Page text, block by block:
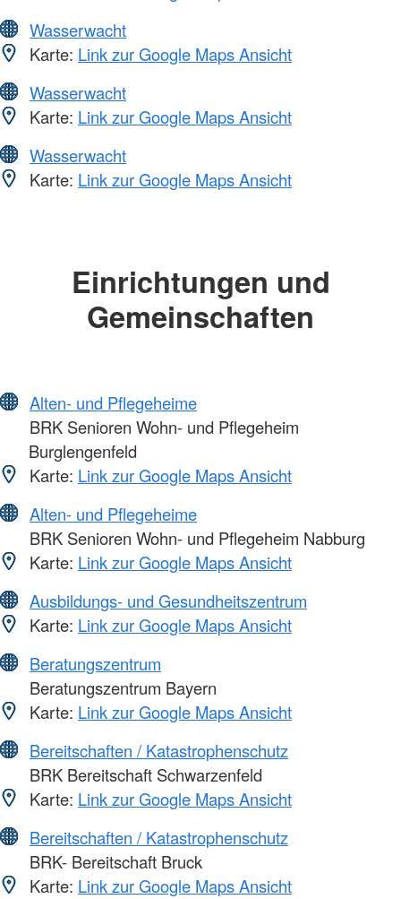
Wasserwacht
Karte: Link zur Google Maps Ansicht
Wasserwacht
Karte: Link zur Google Maps Ansicht
Wasserwacht
Karte: Link zur Google Maps Ansicht
Einrichtungen und
Gemeinschaften
Alten- und Pflegeheime
BRK Senioren Wohn- und Pflegeheim
Burglengenfeld
Karte: Link zur Google Maps Ansicht
Alten- und Pflegeheime
BRK Senioren Wohn- und Pflegeheim Nabburg
Karte: Link zur Google Maps Ansicht
Ausbildungs- und Gesundheitszentrum
Karte: Link zur Google Maps Ansicht
Beratungszentrum
Beratungszentrum Bayern
Karte: Link zur Google Maps Ansicht
Bereitschaften / Katastrophenschutz
BRK Bereitschaft Schwarzenfeld
Karte: Link zur Google Maps Ansicht
Bereitschaften / Katastrophenschutz
BRK- Bereitschaft Bruck
Karte: Link zur Google Maps Ansicht